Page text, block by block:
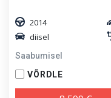
2014
diisel
Saabumisel
VÕRDLE